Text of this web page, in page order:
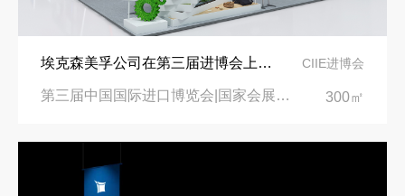
埃克森美孚公司在第三届进博会上展示非凡的展台搭建设计 CIIE进博会
第三届中国国际进口博览会|国家会展中心 300㎡